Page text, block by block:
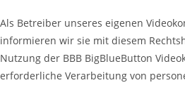
Als Betreiber unseres eigenen
informieren wir sie mit diesem
Nutzung der BBB BigBlueButton
erforderliche Verarbeitung von